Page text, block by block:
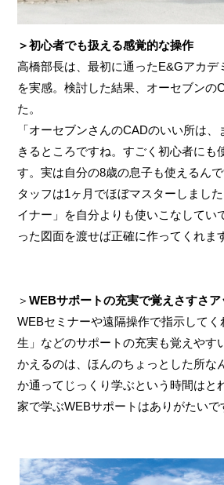
＞初心者でも扱える感覚的な操作
高橋部長は、最初に通ったE&Gアカデ
を実感。検討した結果、オーセブンの
た。
「オーセブンさんのCADのいい所は
きるところですね。すごく初心者にも
す。実は自分の8歳の息子も使えるん
タッフは1ヶ月でほぼマスターしまし
イナー」を自分よりも使いこなしてい
った図面を渡せば正確に作ってくれま
＞WEBサポートの充実で覚えさすさア
WEBセミナーや遠隔操作で指示して
生」などのサポートの充実も覚えやす
かえるのは、ほんのちょっとした所な
か通ってじっくり学ぶという時間はと
家で学ぶWEBサポートはありがたいで